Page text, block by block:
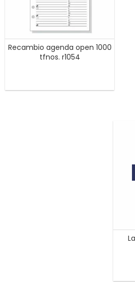
Recambio agenda open 1000
tfnos. r1054